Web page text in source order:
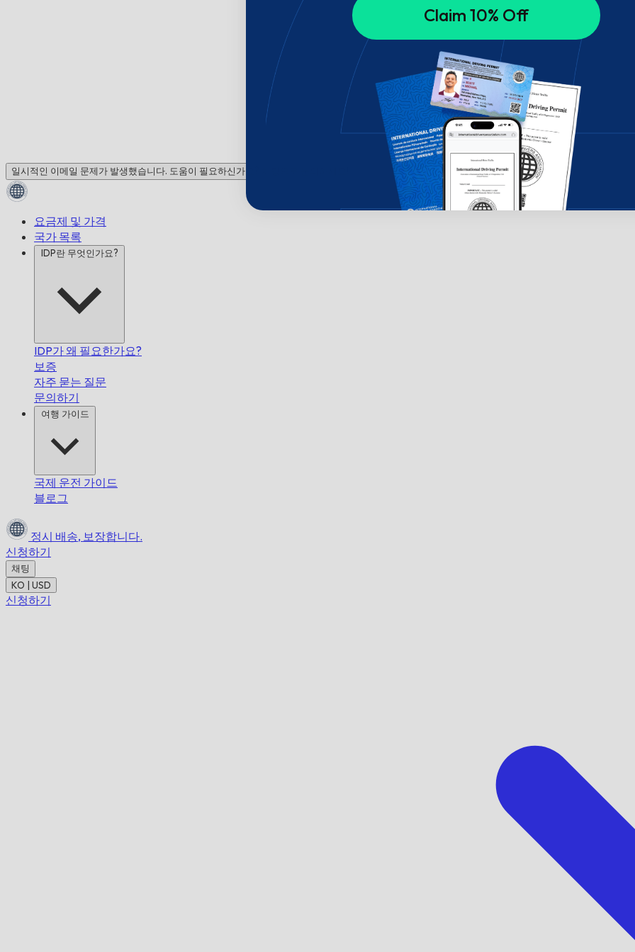
일시적인 이메일 문제가 발생했습니다. 도움이 필요하신가요? 채팅으로 문의하세요!
요금제 및 가격
국가 목록
IDP란 무엇인가요?
IDP가 왜 필요한가요?
보증
자주 묻는 질문
문의하기
여행 가이드
국제 운전 가이드
블로그
정시 배송, 보장합니다.
신청하기
채팅
KO | USD
신청하기
Claim 10% Off